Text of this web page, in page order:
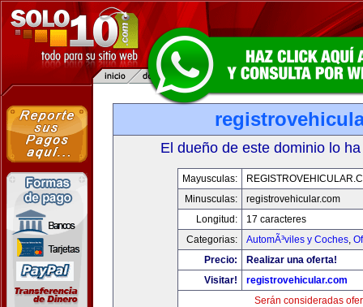
El dueño de este dominio lo
Mayusculas:
Minusculas:
registrovehicular.com
Longitud:
17 caracteres
Categorias:
AutomÃ³viles y Coches,
Precio:
Realizar una oferta!
Visitar!
registrovehicular.com
Serán consideradas